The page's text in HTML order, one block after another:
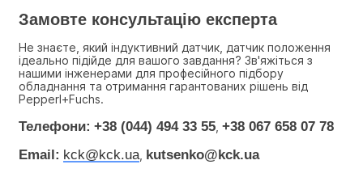
Замовте консультацію експерта
Не знаєте, який індуктивний датчик, датчик положення
ідеально підійде для вашого завдання? Зв'яжіться з
нашими інженерами для професійного підбору
обладнання та отримання гарантованих рішень від
Pepperl+Fuchs.
Телефони: +38 (044) 494 33 55 +38 067 658 07 78
Email: kck@kck.ua kutsenko@kck.ua